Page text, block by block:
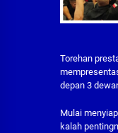
Torehan
depan 3
Mulai
kalah